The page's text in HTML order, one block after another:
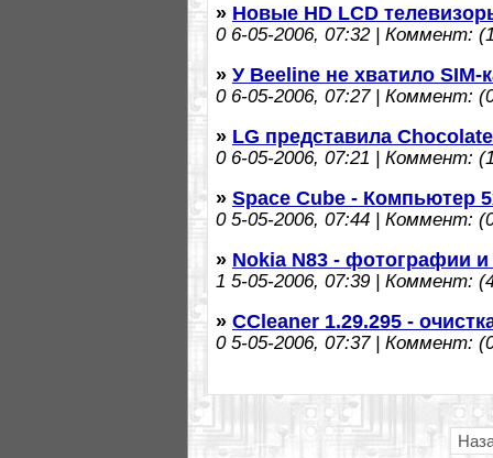
» Новые HD LCD
06-05-2006, 07:32 | Коммент:
» У Beeline не хватило SIM-
06-05-2006, 07:27 | Коммент:
» LG представила
06-05-2006, 07:21 | Коммент:
» Space Cube - Компьютер
05-05-2006, 07:44 | Коммент:
» Nokia N83 - фотографии и
1 5-05-2006, 07:39 | Коммент:
» CCleaner 1.29.295 -
05-05-2006, 07:37 | Коммент: